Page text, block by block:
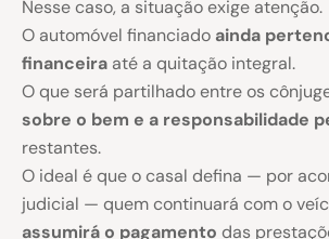
Nesse caso, a situação exige atenção.
O automóvel financiado ainda
financeira até a quitação integral.
O que será partilhado entre os
sobre o bem e a responsabilidade
restantes.
O ideal é que o casal defina — por
judicial — quem continuará com o
assumirá o pagamento das